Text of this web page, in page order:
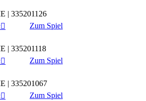
| 335201126

Zum Spiel
| 335201118

Zum Spiel
| 335201067

Zum Spiel